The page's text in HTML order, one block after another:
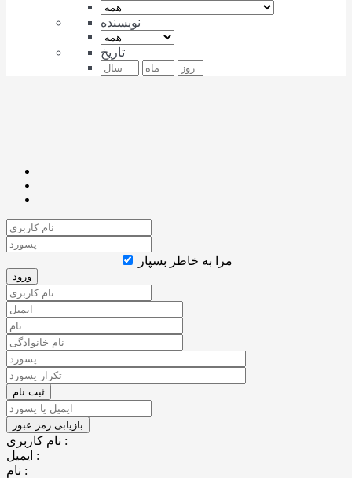
نویسنده
تاریخ
مرا به خاطر بسپار
نام کاربری :
ایمیل :
نام :